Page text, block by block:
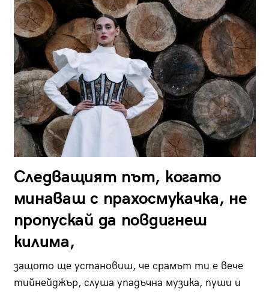
Следващият път, когато
минаваш с прахосмукачка, не
пропускай да повдигнеш
килима,
защото ще установиш, че срамът ти е вече
тийнейджър, слуша упадъчна музика, пуши и